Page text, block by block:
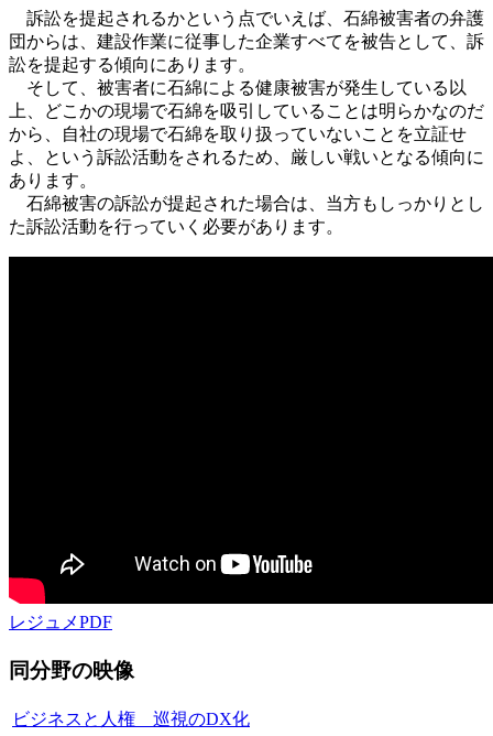
訴訟を提起されるかという点でいえば、石綿被害者の弁護
団からは、建設作業に従事した企業すべてを被告として、訴
訟を提起する傾向にあります。
そして、被害者に石綿による健康被害が発生している以
上、どこかの現場で石綿を吸引していることは明らかなのだ
から、自社の現場で石綿を取り扱っていないことを立証せ
よ、という訴訟活動をされるため、厳しい戦いとなる傾向に
あります。
石綿被害の訴訟が提起された場合は、当方もしっかりとし
た訴訟活動を行っていく必要があります。
レジュメPDF
同分野の映像
ビジネスと人権 巡視のDX化